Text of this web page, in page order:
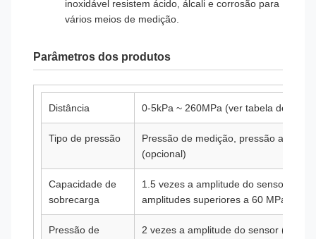
inoxidável resistem ácido, álcali e corrosão para
vários meios de medição.
Parâmetros dos produtos
Distância 0-5kPa ~ 260MPa (ver tabela de
Tipo de pressão
Pressão de medição, pressão
(opcional)
Capacidade de
sobrecarga
1.5 vezes a amplitude do sensor é
amplitudes superiores a 60 MPa)
Pressão de
2 vezes a amplitude do sensor (1,5